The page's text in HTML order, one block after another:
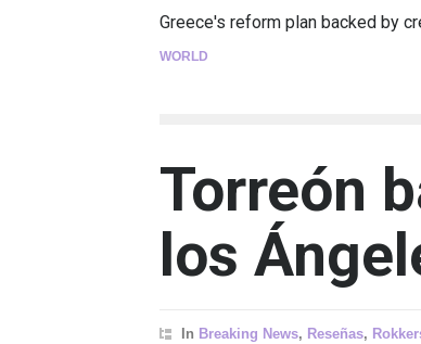
Greece's reform plan backed by
WORLD
Torreón
los
In Breaking News, Reseñas,